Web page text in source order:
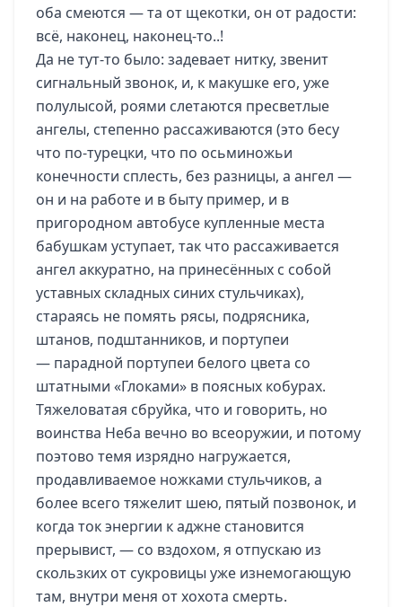
оба смеются — та от щекотки, он от радости:
всё, наконец, наконец-то..!
Да не тут-то было: задевает нитку, звенит
сигнальный звонок, и, к макушке его, уже
полулысой, роями слетаются пресветлые
ангелы, степенно рассаживаются (это бесу
что по-турецки, что по осьминожьи
конечности сплесть, без разницы, а ангел —
он и на работе и в быту пример, и в
пригородном автобусе купленные места
бабушкам уступает, так что рассаживается
ангел аккуратно, на принесённых с собой
уставных складных синих стульчиках),
стараясь не помять рясы, подрясника,
штанов, подштанников, и портупеи
— парадной портупеи белого цвета со
штатными «Глоками» в поясных кобурах.
Тяжеловатая сбруйка, что и говорить, но
воинства Неба вечно во всеоружии, и потому
поэтово темя изрядно нагружается,
продавливаемое ножками стульчиков, а
более всего тяжелит шею, пятый позвонок, и
когда ток энергии к аджне становится
прерывист, — со вздохом, я отпускаю из
скользких от сукровицы уже изнемогающую
там, внутри меня от хохота смерть.